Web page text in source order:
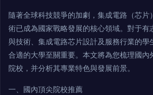
隨著全球科技競爭的加劇，集成電路（芯片
術已成為國家戰略發展的核心領域。對于有
與技術、集成電路芯片設計及服務行業的學
合適的大學至關重要。本文將為您梳理國內
院校，并分析其專業特色與發展前景。
一、國內頂尖院校推薦